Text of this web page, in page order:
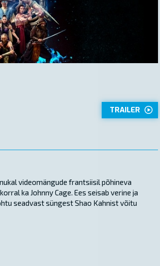
TRAILER
videomängude frantsiisil põhineva
ka Johnny Cage. Ees seisab verine ja
seadvast süngest Shao Kahnist võitu